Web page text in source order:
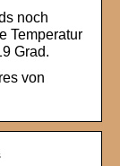
noch
Temperatur
Grad.
von